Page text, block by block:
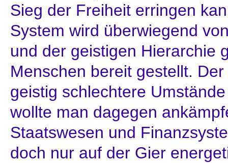
Sieg der Freiheit erringen
System wird überwiegend
und der geistigen Hierarchie
Menschen bereit gestellt.
geistig schlechtere
wollte man dagegen
Staatswesen und
doch nur auf der Gier